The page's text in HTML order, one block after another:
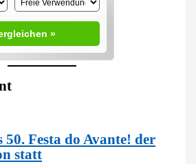
»
50. Festa do Avante! der
statt